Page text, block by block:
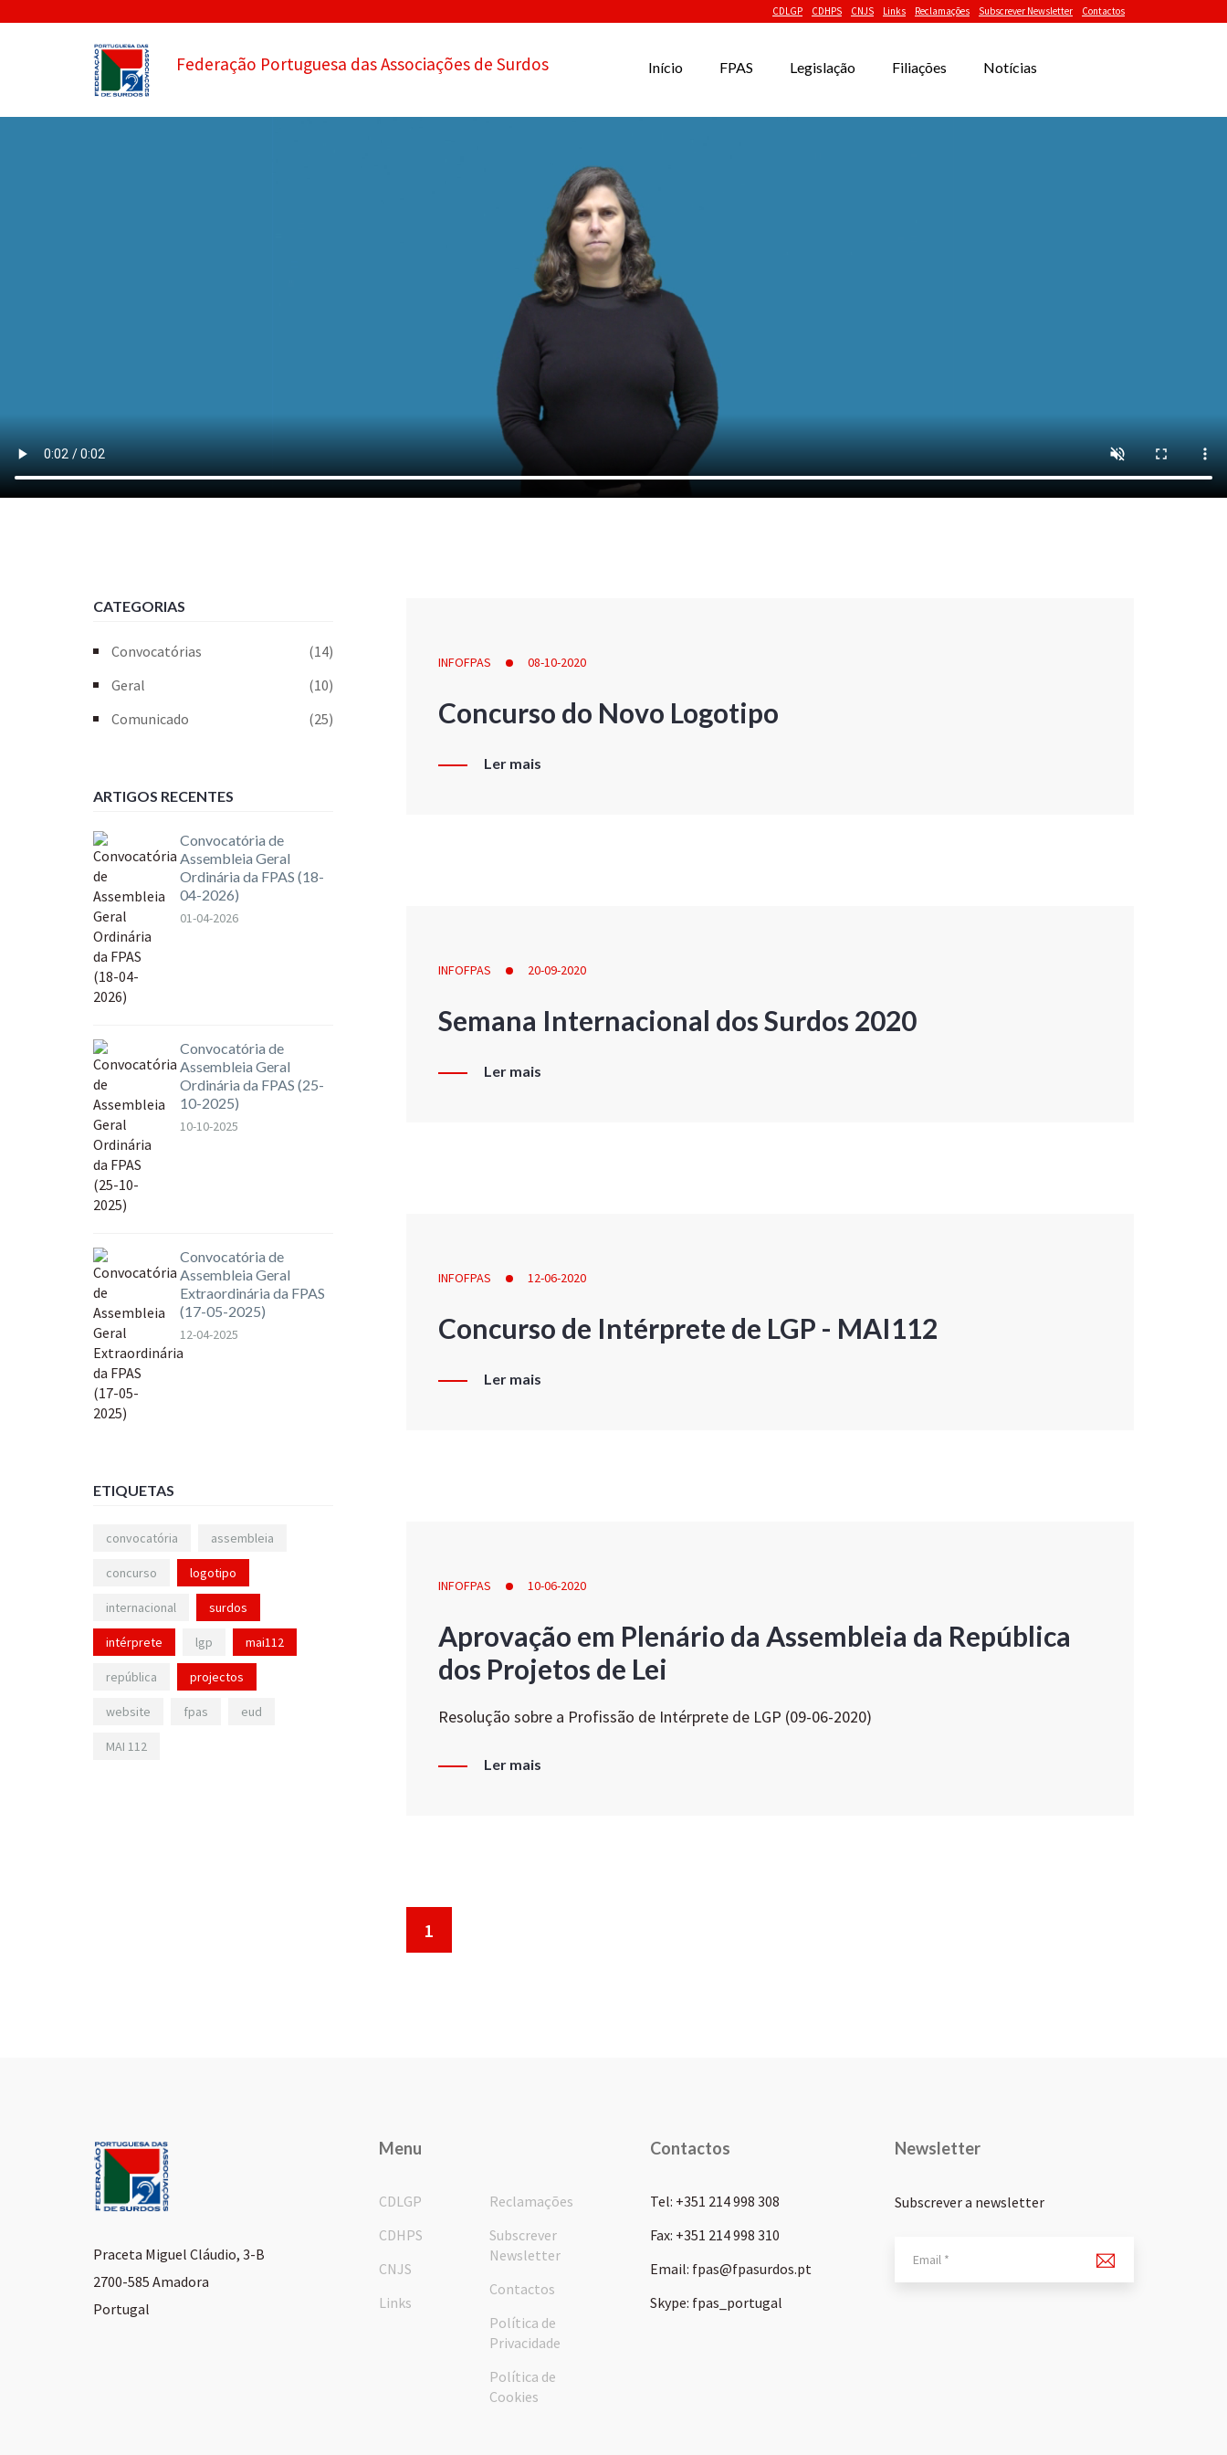
CDLGP CDHPS CNJS Links Reclamações Subscrever Newsletter Contactos
Federação Portuguesa das Associações de Surdos Início FPAS Legislação Filiações Notícias
INFOFPAS 08-10-2020
Concurso do Novo Logotipo
Ler mais
INFOFPAS 20-09-2020
Semana Internacional dos Surdos 2020
Ler mais
INFOFPAS 12-06-2020
Concurso de Intérprete de LGP - MAI112
Ler mais
INFOFPAS 10-06-2020
Aprovação em Plenário da Assembleia da República
dos Projetos de Lei
Resolução sobre a Profissão de Intérprete de LGP (09-06-2020)
Ler mais
1
CATEGORIAS
Convocatórias
(14)
Geral
(10)
Comunicado
(25)
ARTIGOS RECENTES
Convocatória de
Assembleia Geral
Ordinária da FPAS (18-
04-2026)
01-04-2026
Convocatória de
Assembleia Geral
Ordinária da FPAS (25-
10-2025)
10-10-2025
Convocatória de
Assembleia Geral
Extraordinária da FPAS
(17-05-2025)
12-04-2025
ETIQUETAS
convocatória assembleia
concurso logotipo
internacional surdos
intérprete lgp mai112
república projectos
website fpas eud
MAI 112
Praceta Miguel Cláudio, 3-B
2700-585 Amadora
Portugal
Menu
CDLGP
CDHPS
CNJS
Links
Reclamações
Subscrever
Newsletter
Contactos
Política de
Privacidade
Política de
Cookies
Contactos
Tel: +351 214 998 308
Fax: +351 214 998 310
Email: fpas@fpasurdos.pt
Skype: fpas_portugal
Newsletter
Subscrever a newsletter